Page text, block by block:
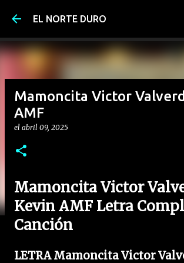
Ir al contenido principal
EL NORTE DURO
Mamoncita Victor
AMF
el abril 09, 2025
Mamoncita Victor
Kevin AMF Letra
Canción
LETRA Mamoncita Victor